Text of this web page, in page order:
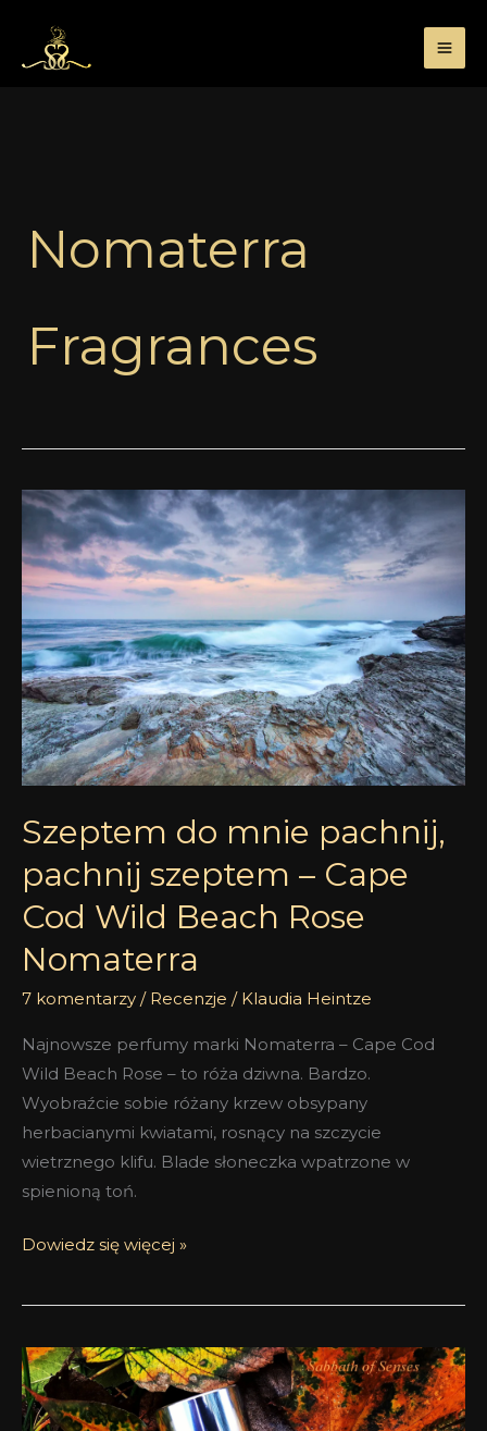
treści
Nomaterra
Fragrances
Szeptem do mnie pachnij,
pachnij szeptem – Cape
Cod Wild Beach Rose
Nomaterra
7 komentarzy / Recenzje / Klaudia Heintze
Najnowsze perfumy marki Nomaterra – Cape Cod
Wild Beach Rose – to róża dziwna. Bardzo.
Wyobraźcie sobie różany krzew obsypany
herbacianymi kwiatami, rosnący na szczycie
wietrznego klifu. Blade słoneczka wpatrzone w
spienioną toń.
Szeptem
mnie
pachnij,
pachnij
szeptem
–
Cape
Cod
Wild
Rose
Nomaterra
Dowiedz się więcej »
To,
co
najpiękniejsze